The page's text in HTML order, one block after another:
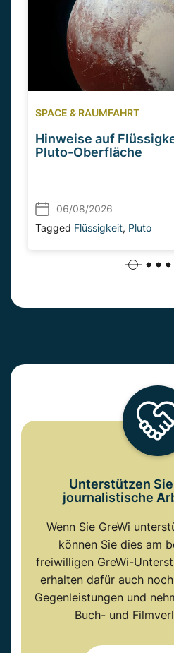
SPACE & RAUMFAHRT
Hinweise auf
Pluto-Oberfläche
06/08/2026
Tagged Flüssigkeit, Pluto
Unterstützen
journalistische
Wenn Sie GreWi
können Sie dies am
freiwilligen GreWi-
erhalten dafür auch
Gegenleistungen und
Buch- und